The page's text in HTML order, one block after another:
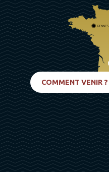
RENNES
COMMENT VENIR ?